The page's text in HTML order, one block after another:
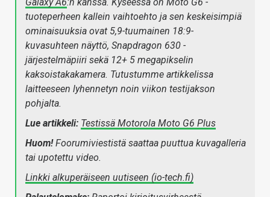
tuoteperheen kallein vaihtoehto ja sen keskeisimpiä
ominaisuuksia ovat 5,9-tuumainen 18:9-
kuvasuhteen näyttö, Snapdragon 630 -
järjestelmäpiiri sekä 12+ 5 megapikselin
kaksoistakakamera. Tutustumme artikkelissa
laitteeseen lyhennetyn noin viikon testijakson
pohjalta.
Lue artikkeli: Testissä Motorola Moto G6 Plus
Huom!Foorumiviestistä saattaa puuttua kuvagalleria
tai upotettu video.
Linkki alkuperäiseen uutiseen (io-tech.fi)